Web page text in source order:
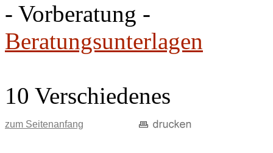
- Vorberatung -
Beratungsunterlagen
10 Verschiedenes
zum Seitenanfang